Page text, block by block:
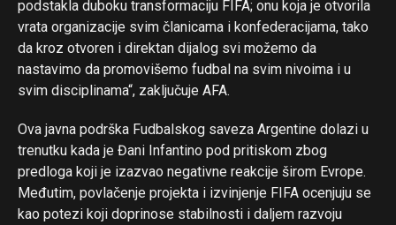
podstakla duboku transformaciju FIFA; onu koja je otvorila
vrata organizacije svim članicama i konfederacijama, tako
da kroz otvoren i direktan dijalog svi možemo da
nastavimo da promovišemo fudbal na svim nivoima i u
svim disciplinama“, zaključuje AFA.
Ova javna podrška Fudbalskog saveza Argentine dolazi u
trenutku kada je Đani Infantino pod pritiskom zbog
predloga koji je izazvao negativne reakcije širom Evrope.
Međutim, povlačenje projekta i izvinjenje FIFA ocenjuju se
kao potezi koji doprinose stabilnosti i daljem razvoju